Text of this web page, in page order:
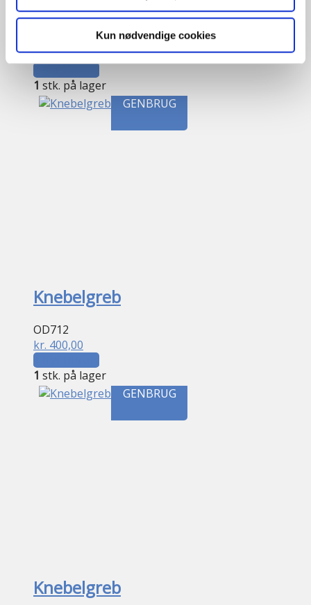
Kun nødvendige cookies
Knebelgreb
kr.400,00
Tilføj til kurv
1 stk. på lager
GENBRUG
Knebelgreb
OD712
kr. 400,00
Tilføj til kurv
1 stk. på lager
GENBRUG
Knebelgreb